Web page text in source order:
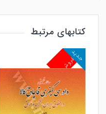
کتابهای مرتبط
پرفروش
جدید